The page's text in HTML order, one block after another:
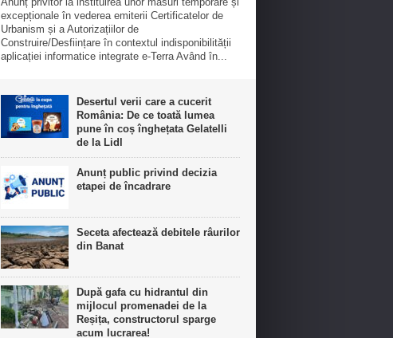
excepționale în vederea emiterii Certificatelor de
Urbanism și a Autorizațiilor de
Construire/Desființare în contextul indisponibilității
aplicației informatice integrate e-Terra Având în...
Desertul verii care a cucerit
România: De ce toată lumea
pune în coș înghețata Gelatelli
de la Lidl
Anunț public privind decizia
etapei de încadrare
Seceta afectează debitele râurilor
din Banat
După gafa cu hidrantul din
mijlocul promenadei de la
Reșița, constructorul sparge
acum lucrarea!